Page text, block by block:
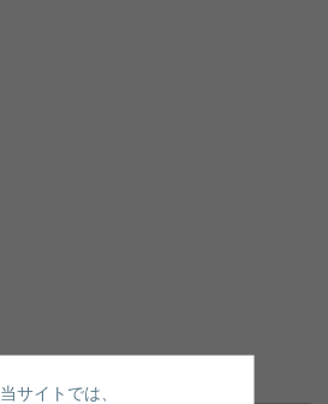
当サイトでは、